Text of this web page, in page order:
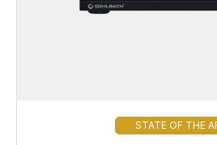
STATE OF THE